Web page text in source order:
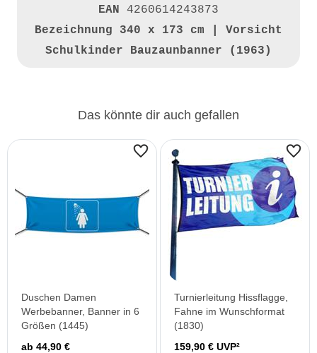
EAN 4260614243873
Bezeichnung 340 x 173 cm | Vorsicht
Schulkinder Bauzaunbanner (1963)
Das könnte dir auch gefallen
Duschen Damen
Werbebanner, Banner in 6
Größen (1445)
ab 44,90 €
Turnierleitung Hissflagge,
Fahne im Wunschformat
(1830)
159,90 € UVP²